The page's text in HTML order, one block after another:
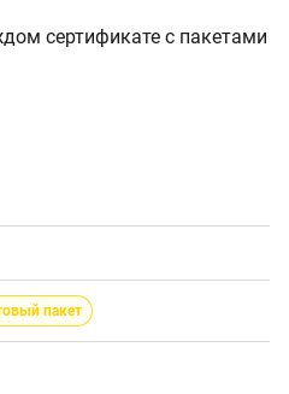
сертификате с пакетами
пакет